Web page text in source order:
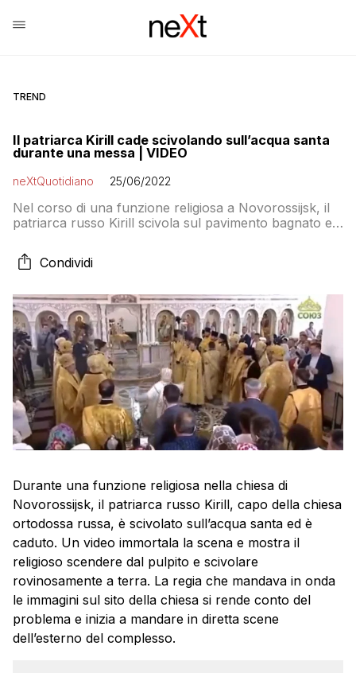
TREND
Il patriarca Kirill cade scivolando sull’acqua santa
durante una messa | VIDEO
neXtQuotidiano 25/06/2022
Nel corso di una funzione religiosa a Novorossijsk, il
patriarca russo Kirill scivola sul pavimento bagnato e
Condividi
Durante una funzione religiosa nella chiesa di
Novorossijsk, il patriarca russo Kirill, capo della chiesa
ortodossa russa, è scivolato sull’acqua santa ed è
caduto. Un video immortala la scena e mostra il
religioso scendere dal pulpito e scivolare
rovinosamente a terra. La regia che mandava in onda
le immagini sul sito della chiesa si rende conto del
problema e inizia a mandare in diretta scene
dell’esterno del complesso.